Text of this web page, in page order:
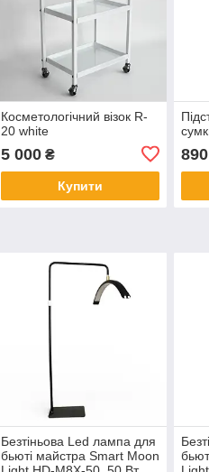
Косметологічний візок R-
20 white
5 000₴
Купити
890
Безтіньова Led лампа для
бьюті майстра Smart Moon